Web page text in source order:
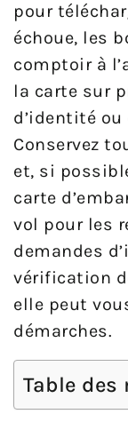
pour
échoue, les
comptoir à
la carte sur
d’identité
Conservez
et, si
carte
vol pour les
demandes
vérification
elle peut
démarches.
Table